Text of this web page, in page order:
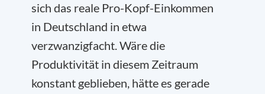
sich das reale Pro-Kopf-Einkommen
in Deutschland in etwa
verzwanzigfacht. Wäre die
Produktivität in diesem Zeitraum
konstant geblieben, hätte es gerade